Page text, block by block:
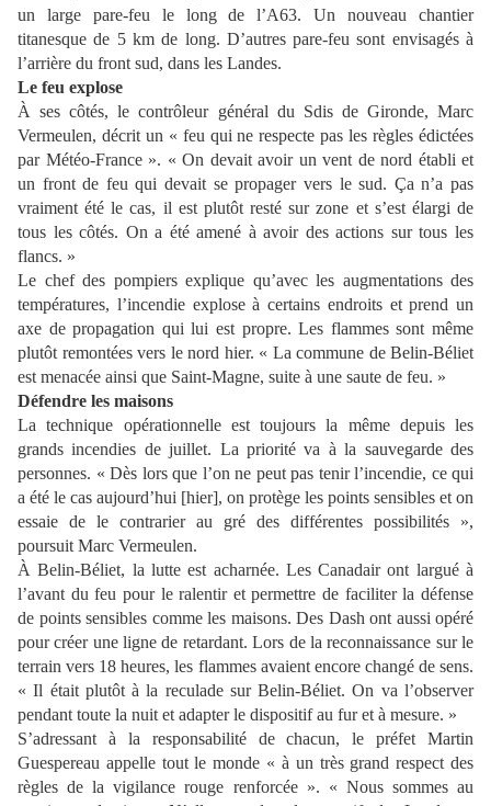
un large pare-feu le long de l’A63. Un nouveau chantier
titanesque de 5 km de long. D’autres pare-feu sont envisagés à
l’arrière du front sud, dans les Landes.
Le feu explose
À ses côtés, le contrôleur général du Sdis de Gironde, Marc
Vermeulen, décrit un « feu qui ne respecte pas les règles édictées
par Météo-France ». « On devait avoir un vent de nord établi et
un front de feu qui devait se propager vers le sud. Ça n’a pas
vraiment été le cas, il est plutôt resté sur zone et s’est élargi de
tous les côtés. On a été amené à avoir des actions sur tous les
flancs. »
Le chef des pompiers explique qu’avec les augmentations des
températures, l’incendie explose à certains endroits et prend un
axe de propagation qui lui est propre. Les flammes sont même
plutôt remontées vers le nord hier. « La commune de Belin-Béliet
est menacée ainsi que Saint-Magne, suite à une saute de feu. »
Défendre les maisons
La technique opérationnelle est toujours la même depuis les
grands incendies de juillet. La priorité va à la sauvegarde des
personnes. « Dès lors que l’on ne peut pas tenir l’incendie, ce qui
a été le cas aujourd’hui [hier], on protège les points sensibles et on
essaie de le contrarier au gré des différentes possibilités »,
poursuit Marc Vermeulen.
À Belin-Béliet, la lutte est acharnée. Les Canadair ont largué à
l’avant du feu pour le ralentir et permettre de faciliter la défense
de points sensibles comme les maisons. Des Dash ont aussi opéré
pour créer une ligne de retardant. Lors de la reconnaissance sur le
terrain vers 18 heures, les flammes avaient encore changé de sens.
« Il était plutôt à la reculade sur Belin-Béliet. On va l’observer
pendant toute la nuit et adapter le dispositif au fur et à mesure. »
S’adressant à la responsabilité de chacun, le préfet Martin
Guespereau appelle tout le monde « à un très grand respect des
règles de la vigilance rouge renforcée ». « Nous sommes au